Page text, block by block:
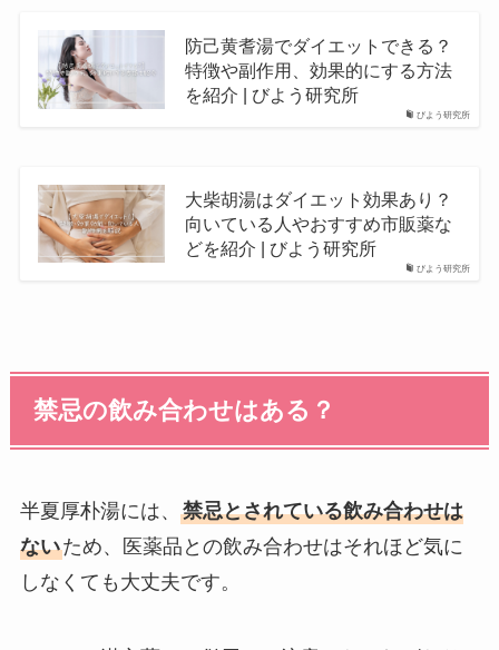
びよう研究所
防己黄耆湯でダイエットできる？
特徴や副作用、効果的にする方法
を紹介 | びよう研究所
びよう研究所
大柴胡湯はダイエット効果あり？
向いている人やおすすめ市販薬な
どを紹介 | びよう研究所
禁忌の飲み合わせはある？
半夏厚朴湯には、 禁忌とされている飲み合わせは
ないため、医薬品との飲み合わせはそれほど気に
しなくても大丈夫です。